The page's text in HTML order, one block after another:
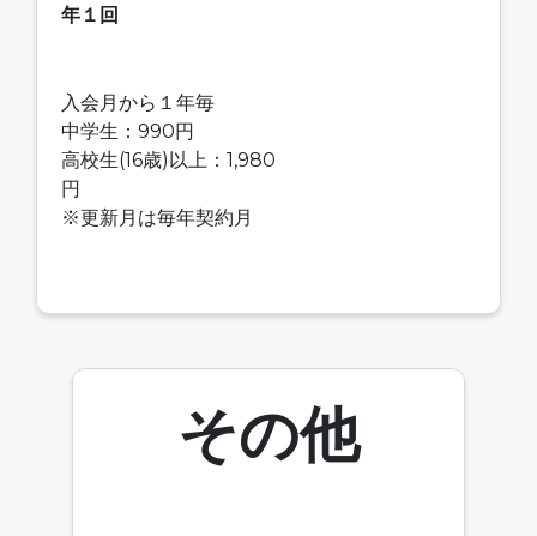
年１回
入会月から１年毎
中学生：990円
高校生(16歳)以上：1,980
円
※更新月は毎年契約月
その他